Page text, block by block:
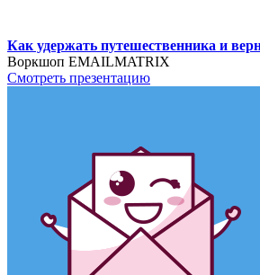
Как удержать путешественника и
Воркшоп EMAILMATRIX
Смотреть презентацию